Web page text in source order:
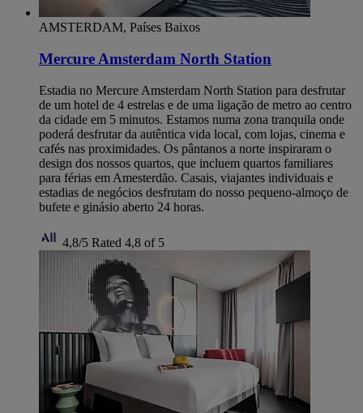
AMSTERDAM, Países Baixos
Mercure Amsterdam North Station
Estadia no Mercure Amsterdam North Station para desfrutar
de um hotel de 4 estrelas e de uma ligação de metro ao centro
da cidade em 5 minutos. Estamos numa zona tranquila onde
poderá desfrutar da autêntica vida local, com lojas, cinema e
cafés nas proximidades. Os pântanos a norte inspiraram o
design dos nossos quartos, que incluem quartos familiares
para férias em Amesterdão. Casais, viajantes individuais e
estadias de negócios desfrutam do nosso pequeno-almoço de
bufete e ginásio aberto 24 horas.
4,8/5 Rated 4,8 of 5